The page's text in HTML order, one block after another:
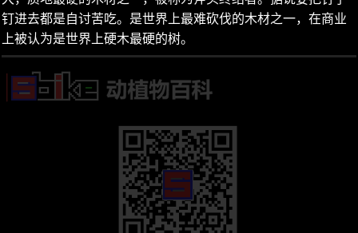
钉进去都是自讨苦吃。是世界上最难砍伐的木材之一，在商业
上被认为是世界上硬木最硬的树。